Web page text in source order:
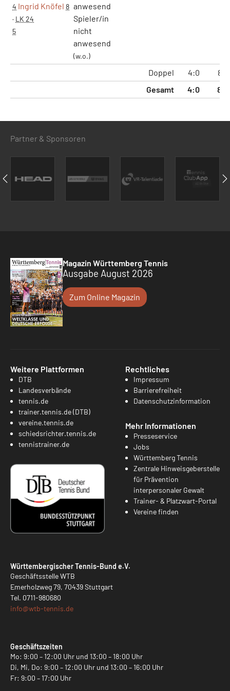
4 Ingrid Knöfel 8
· LK 24
5
anwesend
Spieler/in
nicht
anwesend
(w.o.)
Doppel 4:0
8:0
Gesamt
4:0 8:0
Partner & Sponsoren
Magazin Württemberg Tennis
Ausgabe August 2026
Zum Online Magazin
Weitere Plattformen
DTB
Landesverbände
tennis.de
trainer.tennis.de (DTB)
vereine.tennis.de
schiedsrichter.tennis.de
tennistrainer.de
Rechtliches
Impressum
Barrierefreiheit
Datenschutzinformation
Mehr Informationen
Presseservice
Jobs
Württemberg Tennis
Zentrale Hinweisgeberstelle
für Prävention
interpersonaler Gewalt
Trainer- & Platzwart-Portal
Vereine finden
Württembergischer Tennis-Bund e.V.
Geschäftsstelle WTB
Emerholzweg 79, 70439 Stuttgart
Tel. 0711-980680
info@wtb-tennis.de
Geschäftszeiten
Mo: 9:00 – 12:00 Uhr und 13:00 – 18:00 Uhr
Di, Mi, Do: 9:00 – 12:00 Uhr und 13:00 – 16:00 Uhr
Fr: 9:00 – 17:00 Uhr